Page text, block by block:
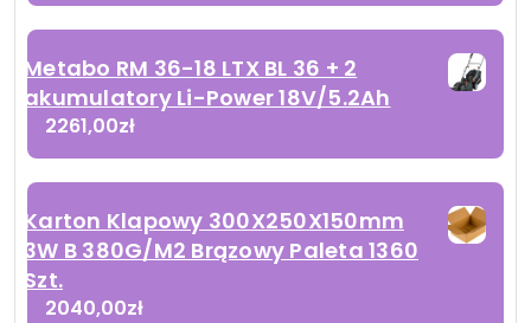
Metabo RM 36-18 LTX BL 36 + 2
akumulatory Li-Power 18V/5.2Ah
2261,00zł
Karton Klapowy 300X250X150mm
3W B 380G/M2 Brązowy Paleta 1360
Szt.
2040,00zł